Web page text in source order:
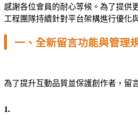
感謝各位會員的耐心等候。為了提供
工程團隊持續針對平台架構進行優化
一、全新留言功能與管理
為了提升互動品質並保護創作者，留
1.